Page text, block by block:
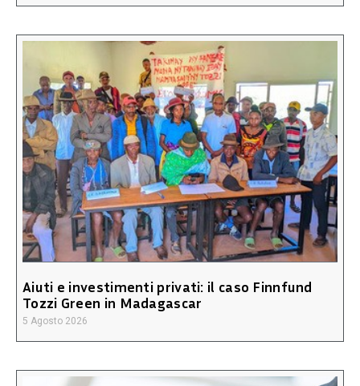
Aiuti e investimenti privati: il caso Finnfund
Tozzi Green in Madagascar
5 Agosto 2026